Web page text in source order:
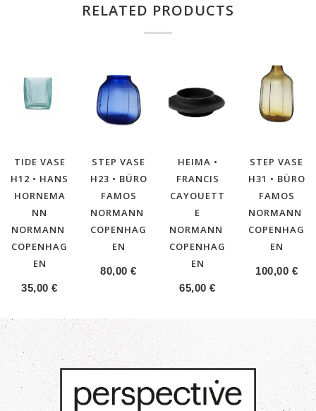
RELATED PRODUCTS
TIDE VASE
H12 • HANS
HORNEMA
NN
NORMANN
COPENHAG
EN
35,00€
STEP VASE
H23 • BÜRO
FAMOS
NORMANN
COPENHAG
EN
80,00€
HEIMA •
FRANCIS
CAYOUETT
E
NORMANN
COPENHAG
EN
65,00€
STEP VASE
H31 • BÜRO
FAMOS
NORMANN
COPENHAG
EN
100,00 €